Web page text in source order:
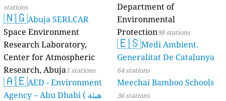
stations
🇳🇬Abuja SERLCAR
Space Environment
Research Laboratory,
Center for Atmospheric
Research, Abuja1 stations
🇦🇪AED - Environment
Agency – Abu Dhabi ( هيئة
Department of
Environmental
Protection98 stations
🇪🇸Medi Ambient.
Generalitat De Catalunya
64 stations
Meechai Bamboo Schools
36 stations